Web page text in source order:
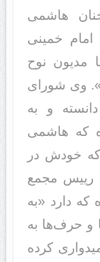
سخنان هاشمی
امام خمینی
مدیون نوح
وی شورای
و به
که هاشمی
که خودش در
رییس مجمع
دارد «به
و حرف‌ها به
کرده